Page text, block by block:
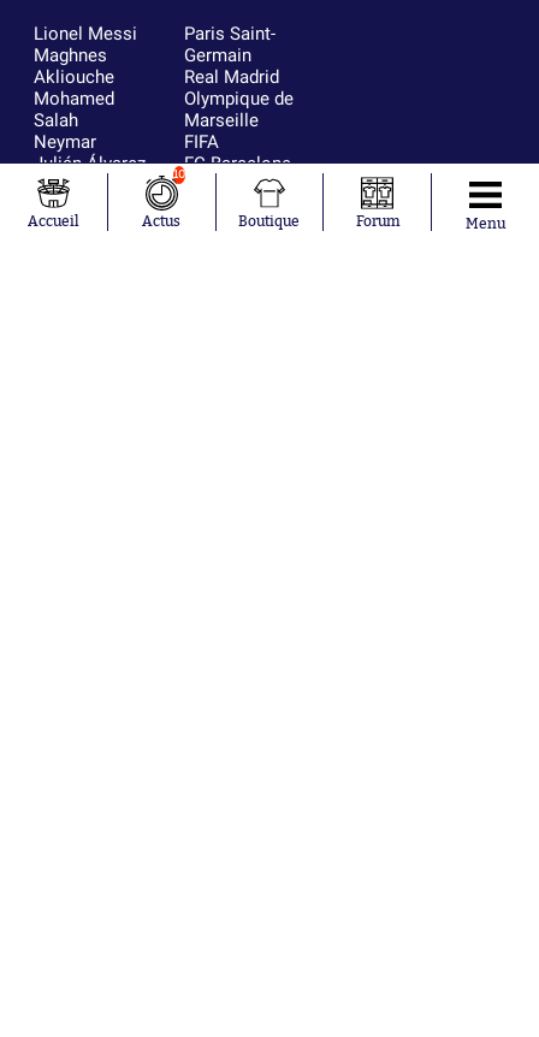
Lionel Messi
Maghnes
Akliouche
Mohamed
Salah
Neymar
Julián Álvarez
Ferrán Torres
Kilian Corredor
Franco
Paris Saint-
Germain
Real Madrid
Olympique de
Marseille
FIFA
FC Barcelone
Argentine
Olympique
lyonnais
Accueil
10
Actus Boutique Forum Menu